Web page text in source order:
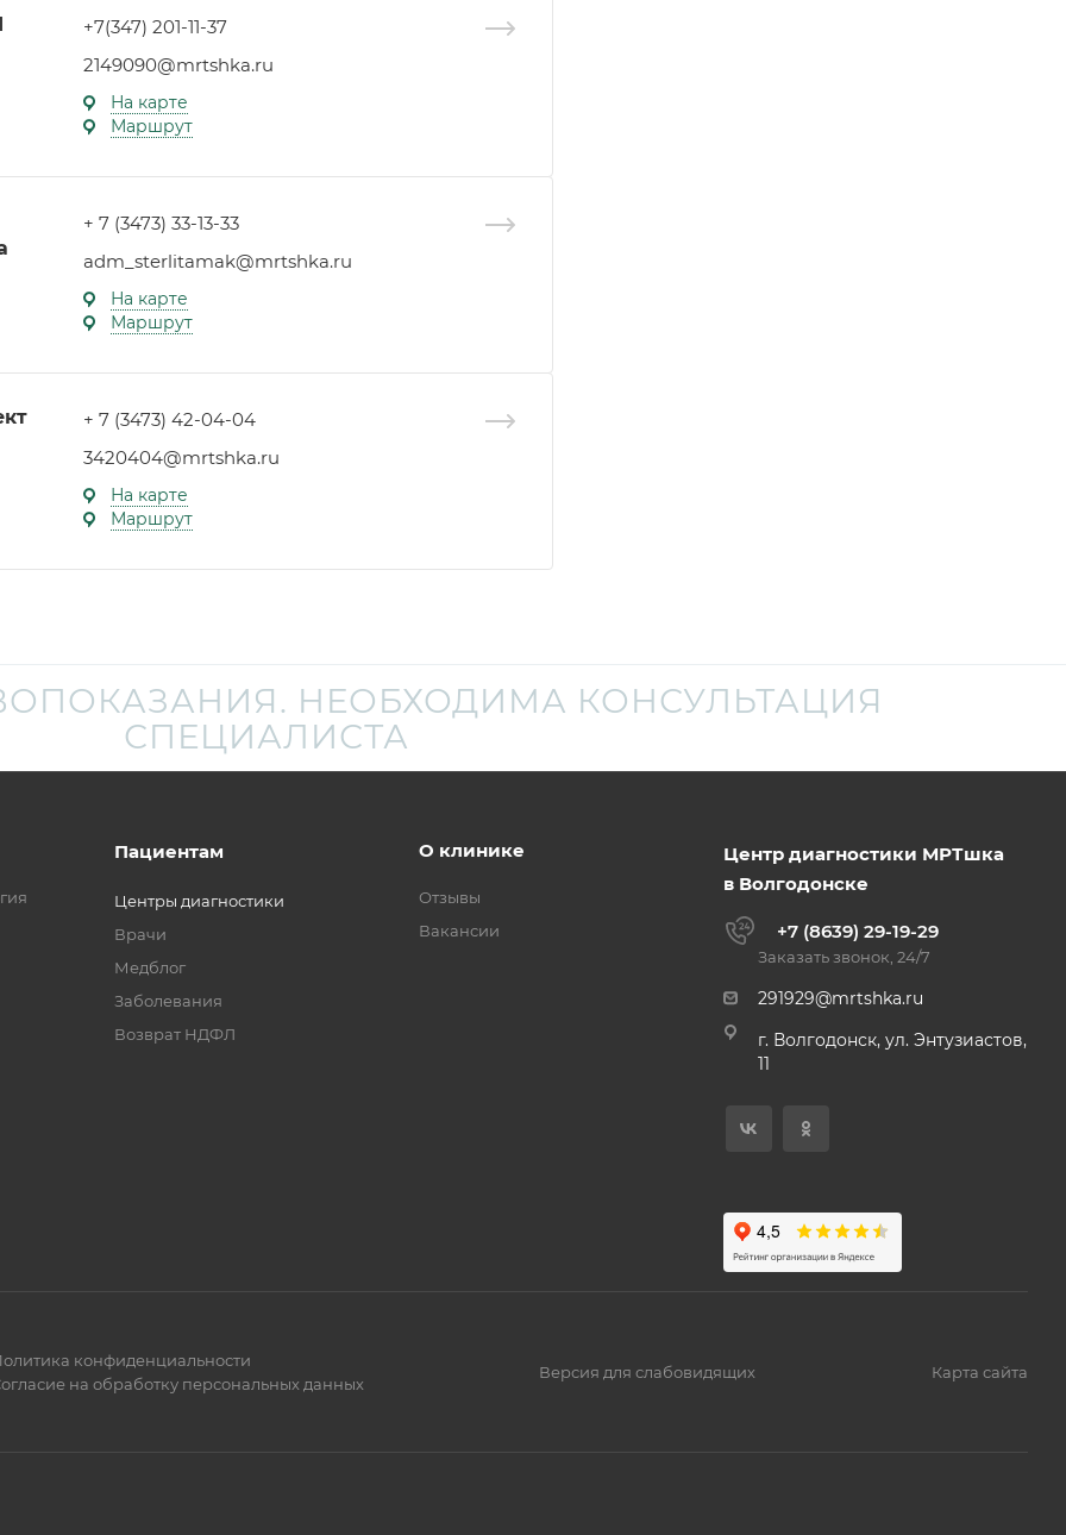
+7(347) 201-11-37
2149090@mrtshka.ru
На карте
Маршрут
+ 7 (3473) 33-13-33
adm_sterlitamak@mrtshka.ru
На карте
Маршрут
+ 7 (3473) 42-04-04
3420404@mrtshka.ru
На карте
Маршрут
НЕОБХОДИМА КОНСУЛЬТАЦИЯ
СПЕЦИАЛИСТА
Пациентам
Центры диагностики
Врачи
Медблог
Заболевания
Возврат НДФЛ
О клинике
Отзывы
Вакансии
Центр диагностики МРТшка
в Волгодонске
+7 (8639) 29-19-29
Заказать звонок, 24/7
291929@mrtshka.ru
г. Волгодонск, ул. Энтузиастов,
11
конфиденциальности
на обработку персональных данных
Версия для слабовидящих Карта сайта